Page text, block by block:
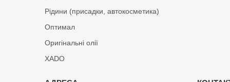
Рідини (присадки, автокосметика)
Оптимал
Оригінальні олії
XADO